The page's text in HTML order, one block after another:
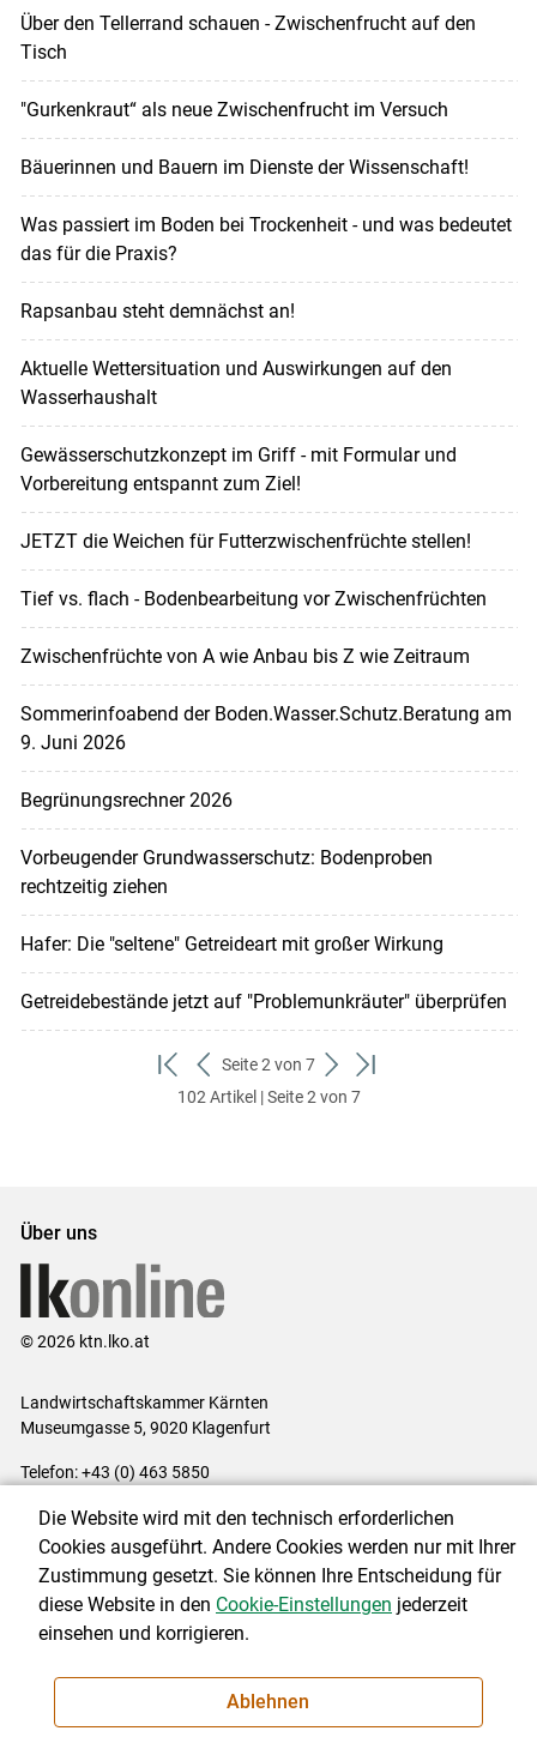
Über den Tellerrand schauen - Zwischenfrucht auf den
Tisch
"Gurkenkraut“ als neue Zwischenfrucht im Versuch
Bäuerinnen und Bauern im Dienste der Wissenschaft!
Was passiert im Boden bei Trockenheit - und was bedeutet
das für die Praxis?
Rapsanbau steht demnächst an!
Aktuelle Wettersituation und Auswirkungen auf den
Wasserhaushalt
Gewässerschutzkonzept im Griff - mit Formular und
Vorbereitung entspannt zum Ziel!
JETZT die Weichen für Futterzwischenfrüchte stellen!
Tief vs. flach - Bodenbearbeitung vor Zwischenfrüchten
Zwischenfrüchte von A wie Anbau bis Z wie Zeitraum
Sommerinfoabend der Boden.Wasser.Schutz.Beratung am
9. Juni 2026
Begrünungsrechner 2026
Vorbeugender Grundwasserschutz: Bodenproben
rechtzeitig ziehen
Hafer: Die "seltene" Getreideart mit großer Wirkung
Getreidebestände jetzt auf "Problemunkräuter" überprüfen
zum
ersten
zurück
zum
Seite 2 von 7
weiter
zum
zum
102 Artikel | Seite 2 von 7
Über uns
© 2026 ktn.lko.at
Landwirtschaftskammer Kärnten
Museumgasse 5, 9020 Klagenfurt
Telefon: +43 (0) 463 5850
Impressum|Kontakt|Datenschutzerklärung|Barrierefreiheit|
Cookie-Einstellungen
NEWSLETTER
Die Website wird mit den technisch erforderlichen
Cookies ausgeführt. Andere Cookies werden nur mit Ihrer
Zustimmung gesetzt. Sie können Ihre Entscheidung für
diese Website in den Cookie-Einstellungen jederzeit
einsehen und korrigieren.
Ablehnen